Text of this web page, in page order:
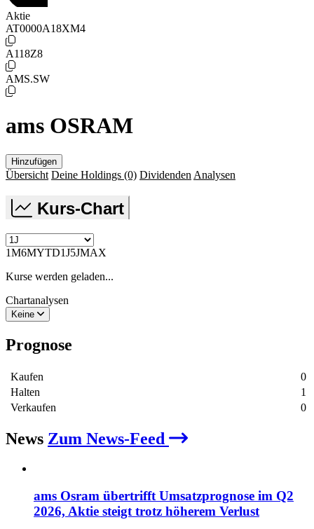
Aktie
AT0000A18XM4
A118Z8
AMS.SW
ams OSRAM
Hinzufügen
Übersicht Deine Holdings (0) Dividenden Analysen
Kurs-Chart
1M6MYTD1J5JMAX
Kurse werden geladen...
Chartanalysen
Keine
Prognose
Kaufen
0
Halten
1
Verkaufen
0
News Zum News-Feed
ams Osram übertrifft Umsatzprognose im Q2
2026, Aktie steigt trotz höherem Verlust